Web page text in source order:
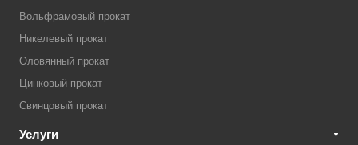
Вольфрамовый прокат
Никелевый прокат
Оловянный прокат
Цинковый прокат
Свинцовый прокат
Услуги